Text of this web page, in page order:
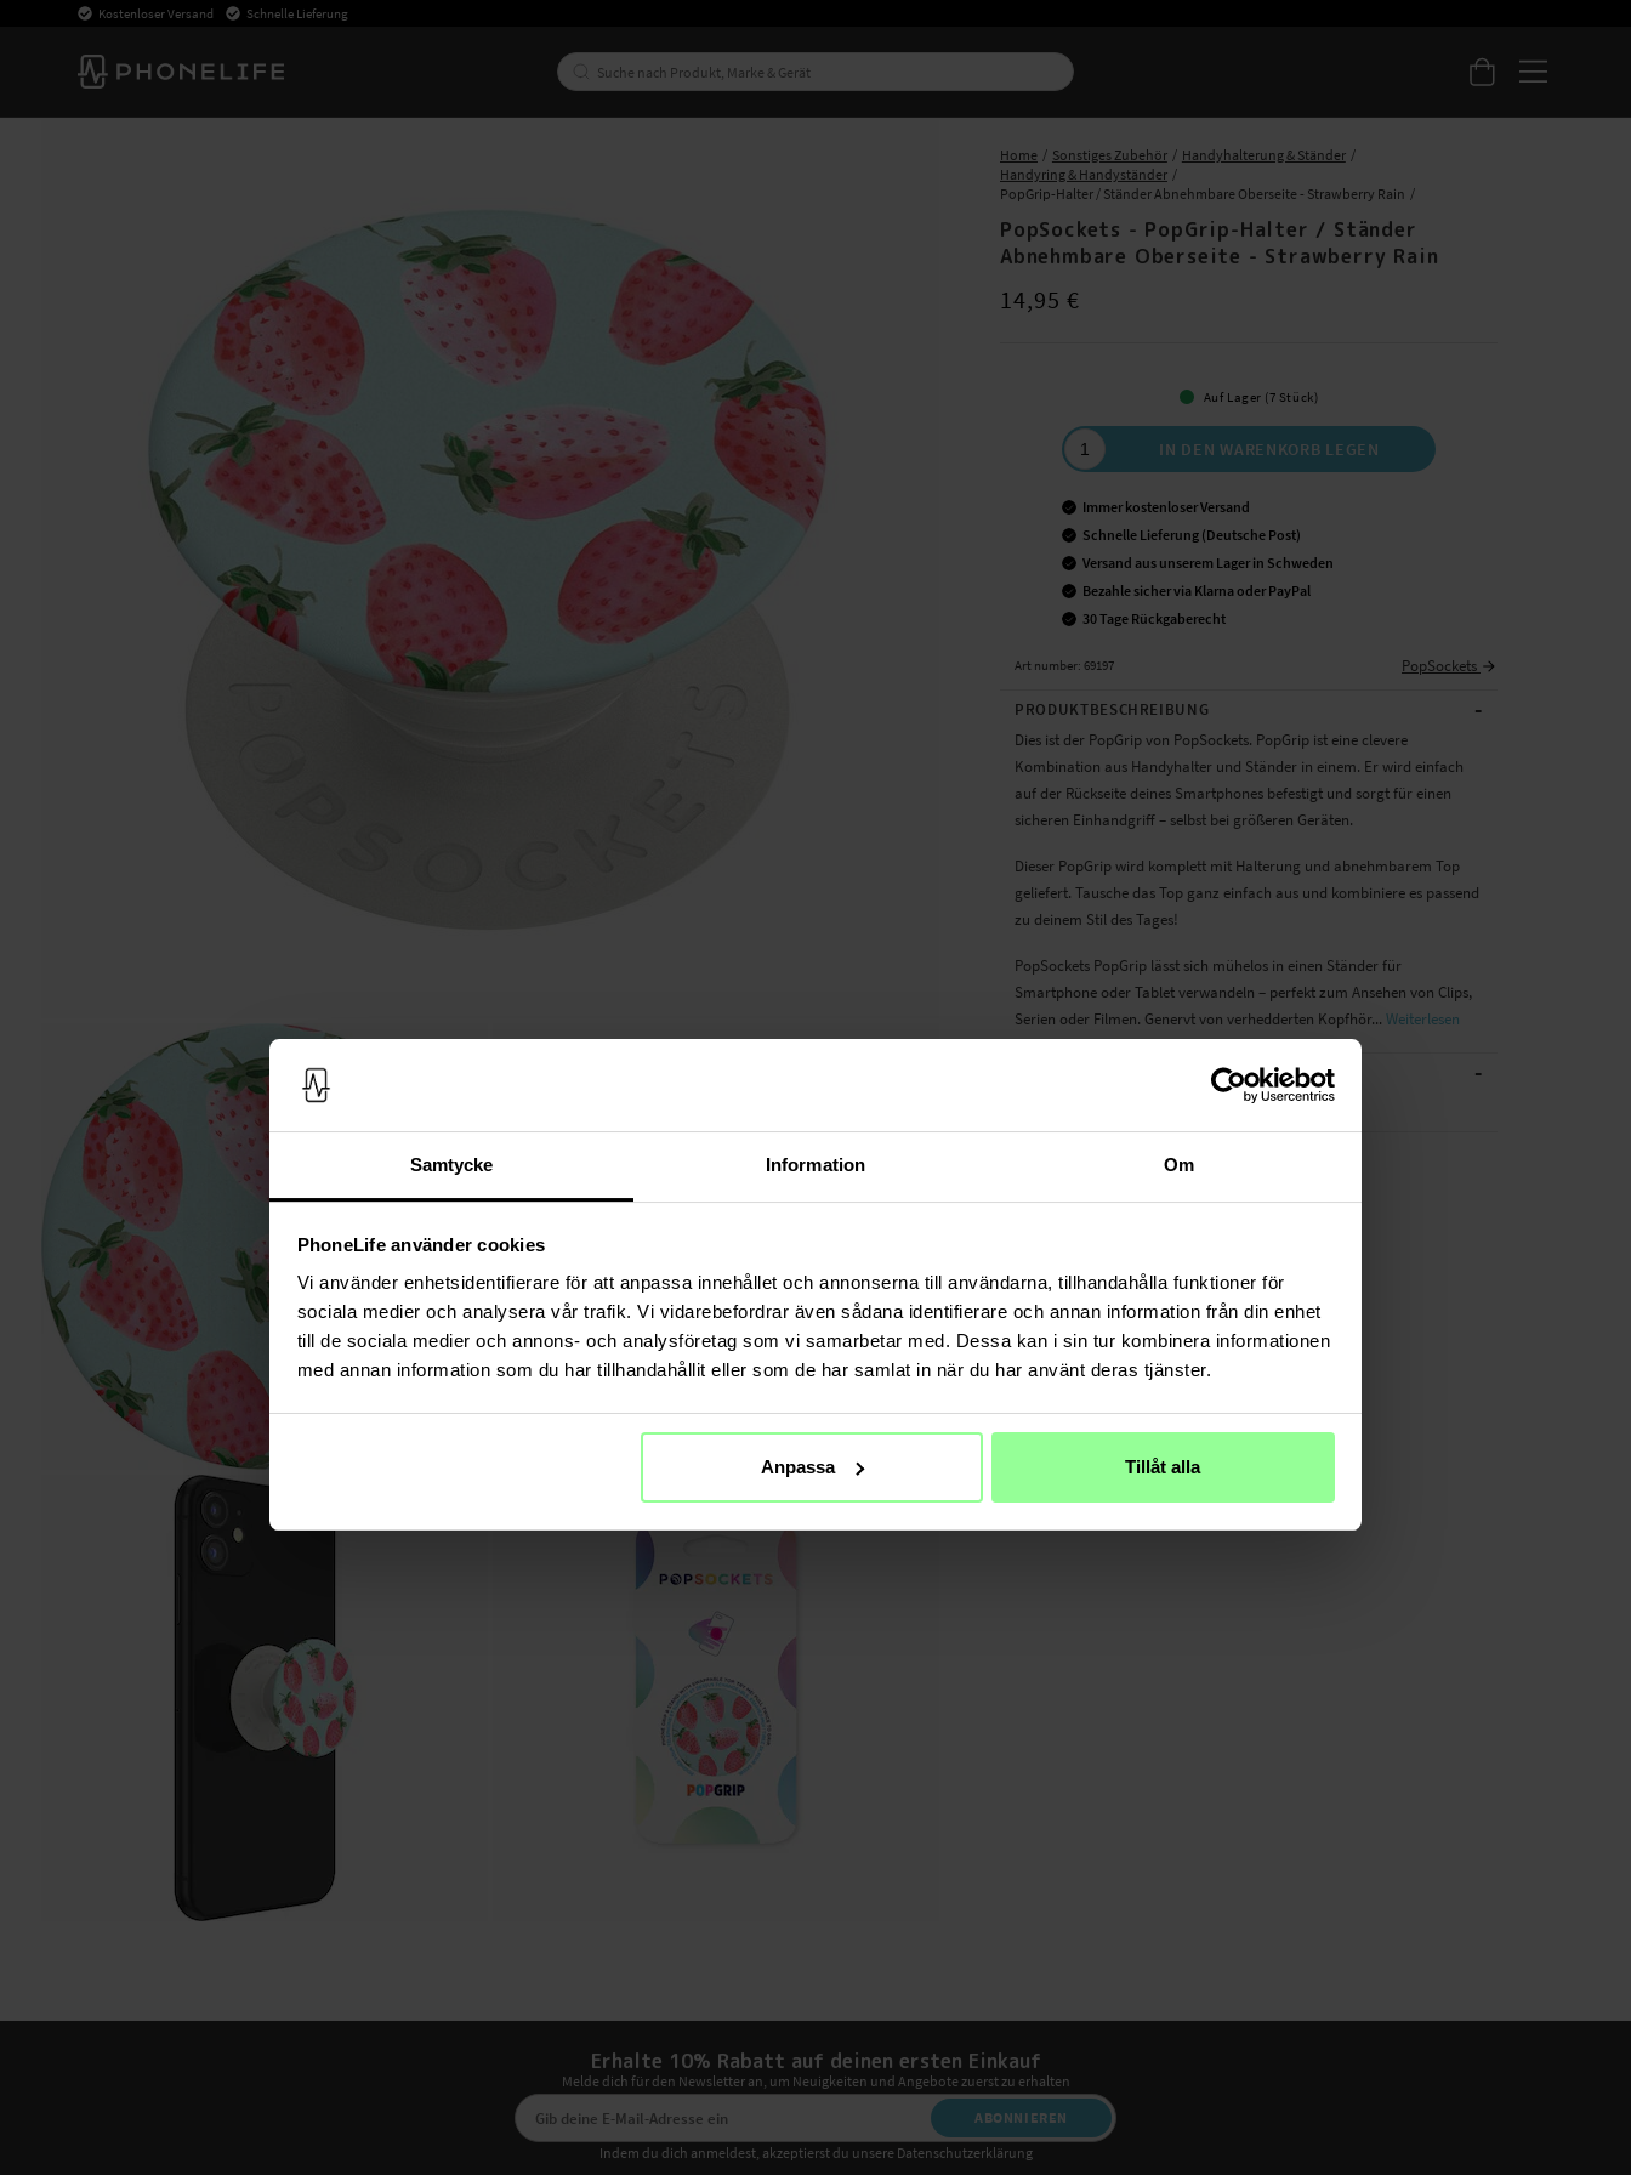
Samtycke Information Om
PhoneLife använder cookies
Vi använder enhetsidentifierare för att anpassa innehållet och annonserna till användarna, tillhandahålla funktioner för
sociala medier och analysera vår trafik. Vi vidarebefordrar även sådana identifierare och annan information från din enhet
till de sociala medier och annons- och analysföretag som vi samarbetar med. Dessa kan i sin tur kombinera informationen
med annan information som du har tillhandahållit eller som de har samlat in när du har använt deras tjänster.
Anpassa Tillåt alla
Kostenloser Versand Schnelle Lieferung
Home Sonstiges Zubehör
Handyhalterung & Ständer
Handyring & Handyständer
PopGrip-Halter / Ständer Abnehmbare Oberseite - Strawberry Rain
PopSockets - PopGrip-Halter / Ständer
Abnehmbare Oberseite - Strawberry Rain
Preis:14,95 €
14,95 €
Auf Lager (7 Stück)
IN DEN WARENKORB LEGEN
Immer kostenloser Versand
Schnelle Lieferung (Deutsche Post)
Versand aus unserem Lager in Schweden
Bezahle sicher via Klarna oder PayPal
30 Tage Rückgaberecht
Art number: 69197 PopSockets
PRODUKTBESCHREIBUNG -
Dies ist der PopGrip von PopSockets. PopGrip ist eine clevere
Kombination aus Handyhalter und Ständer in einem. Er wird einfach
auf der Rückseite deines Smartphones befestigt und sorgt für einen
sicheren Einhandgriff – selbst bei größeren Geräten.
Dieser PopGrip wird komplett mit Halterung und abnehmbarem Top
geliefert. Tausche das Top ganz einfach aus und kombiniere es passend
zu deinem Stil des Tages!
PopSockets PopGrip lässt sich mühelos in einen Ständer für
Smartphone oder Tablet verwandeln – perfekt zum Ansehen von Clips,
Serien oder Filmen. Genervt von verhedderten Kopfhör... Weiterlesen
-
Mehrfarbig/muster
Erhalte 10% Rabatt auf deinen ersten Einkauf
Melde dich für den Newsletter an, um Neuigkeiten und Angebote zuerst zu erhalten
ABONNIEREN
Indem du dich anmeldest, akzeptierst du unsere Datenschutzerklärung